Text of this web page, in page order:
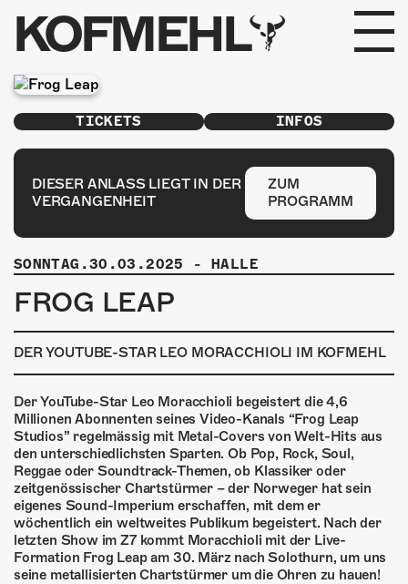
KOFMEHL
PROGRAMM
FABRIKGEFLÜSTER
GALERIE
FOTOGALERIE
PHOTOMAT
INFOS
KONTAKT
ÜBER UNS
GÖNNEREI
SHOP
MITMACHEN
TICKETS INFOS
DIESER ANLASS LIEGT IN DER
VERGANGENHEIT
ZUM
PROGRAMM
SONNTAG.30.03.2025 - HALLE
FROG LEAP
DER YOUTUBE-STAR LEO MORACCHIOLI IM KOFMEHL
Der YouTube-Star Leo Moracchioli begeistert die 4,6
Millionen Abonnenten seines Video-Kanals “Frog Leap
Studios” regelmässig mit Metal-Covers von Welt-Hits aus
den unterschiedlichsten Sparten. Ob Pop, Rock, Soul,
Reggae oder Soundtrack-Themen, ob Klassiker oder
zeitgenössischer Chartstürmer – der Norweger hat sein
eigenes Sound-Imperium erschaffen, mit dem er
wöchentlich ein weltweites Publikum begeistert. Nach der
letzten Show im Z7 kommt Moracchioli mit der Live-
Formation Frog Leap am 30. März nach Solothurn, um uns
seine metallisierten Chartstürmer um die Ohren zu hauen!